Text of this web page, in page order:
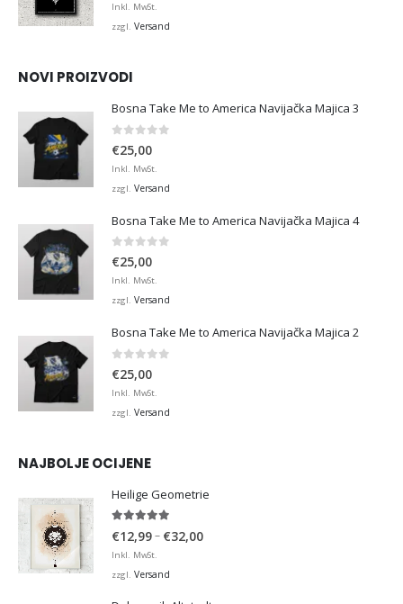
Inkl. MwSt.
zzgl. Versand
NOVI PROIZVODI
Bosna Take Me to America Navijačka Majica 3
0 von 5
€25,00
Inkl. MwSt.
zzgl. Versand
Bosna Take Me to America Navijačka Majica 4
0 von 5
€25,00
Inkl. MwSt.
zzgl. Versand
Bosna Take Me to America Navijačka Majica 2
0 von 5
€25,00
Inkl. MwSt.
zzgl. Versand
NAJBOLJE OCIJENE
Heilige Geometrie
€12,99– €32,00Preisspanne:
Inkl. MwSt.
zzgl. Versand